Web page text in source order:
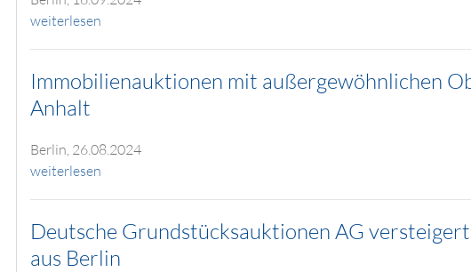
weiterlesen
Immobilienauktionen mit außergewöhnlichen
Anhalt
Berlin, 26.08.2024
weiterlesen
Deutsche Grundstücksauktionen AG
aus Berlin